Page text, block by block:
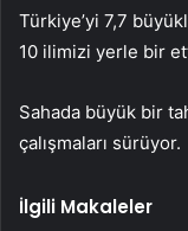
Türkiye’yi 7,7
10 ilimizi yerle bir
Sahada büyük bir
çalışmaları sürüyor.
İlgili Makaleler